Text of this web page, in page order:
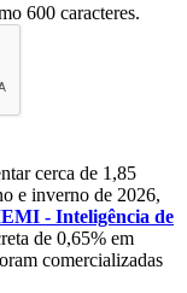
600 caracteres.
cerca de 1,85
e inverno de 2026,
- Inteligência de
de 0,65% em
comercializadas